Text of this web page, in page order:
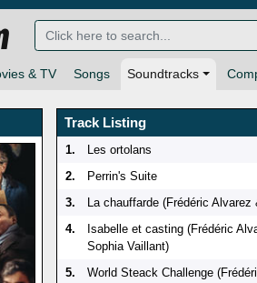
& TV Songs Soundtracks
Track Listing
1. Les ortolans
2.
Perrin's Suite
3.
La chauffarde (Frédéric Alvarez
4.
Isabelle et casting (Frédéric
Sophia Vaillant)
5. World Steack Challenge